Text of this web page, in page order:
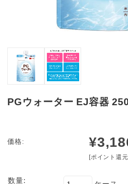
PGウォーター EJ容器
価格:
[ポイント還
数量: